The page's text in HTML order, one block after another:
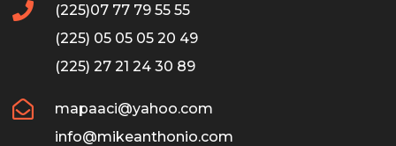
(225)07 77 79 55 55
(225) 05 05 05 20 49
(225) 27 21 24 30 89
mapaaci@yahoo.com
info@mikeanthonio.com